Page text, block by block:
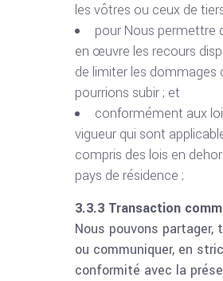
les vôtres ou ceux de
pour Nous permettre
en œuvre les recours
de limiter les dommages
pourrions subir ; et
conformément aux
vigueur qui sont
compris des lois en
pays de résidence ;
3.3.3 Transaction
Nous pouvons partager,
ou communiquer, en
conformité avec la